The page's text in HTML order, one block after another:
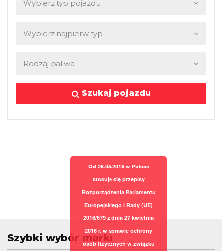
Szukaj pojazdu
Szybki wybór marki
Od 25.05.2018 w Polsce
stosuje się przepisy
Rozporządzenia Parlamentu
Europejskiego i Rady (UE)
2016/679 z dnia 27 kwietnia
2016 r. w sprawie ochrony
osób fizycznych w związku